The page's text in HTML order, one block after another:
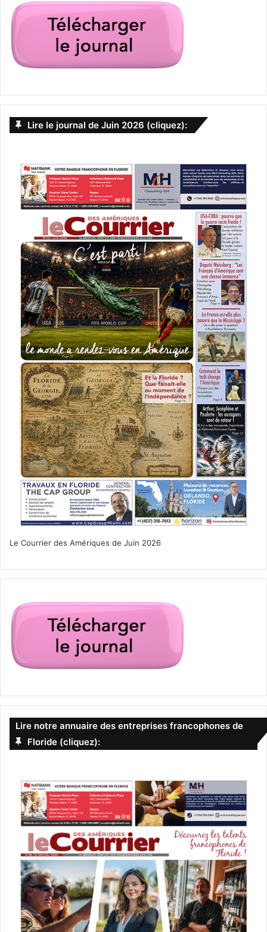
Lire le journal de Juin 2026 (cliquez):
Le Courrier des Amériques de Juin 2026
Lire notre annuaire des entreprises francophones de
Floride (cliquez):